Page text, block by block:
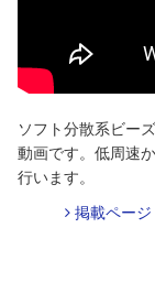
ソフト分散系ビー
動画です。低周速
行います。
掲載ページ